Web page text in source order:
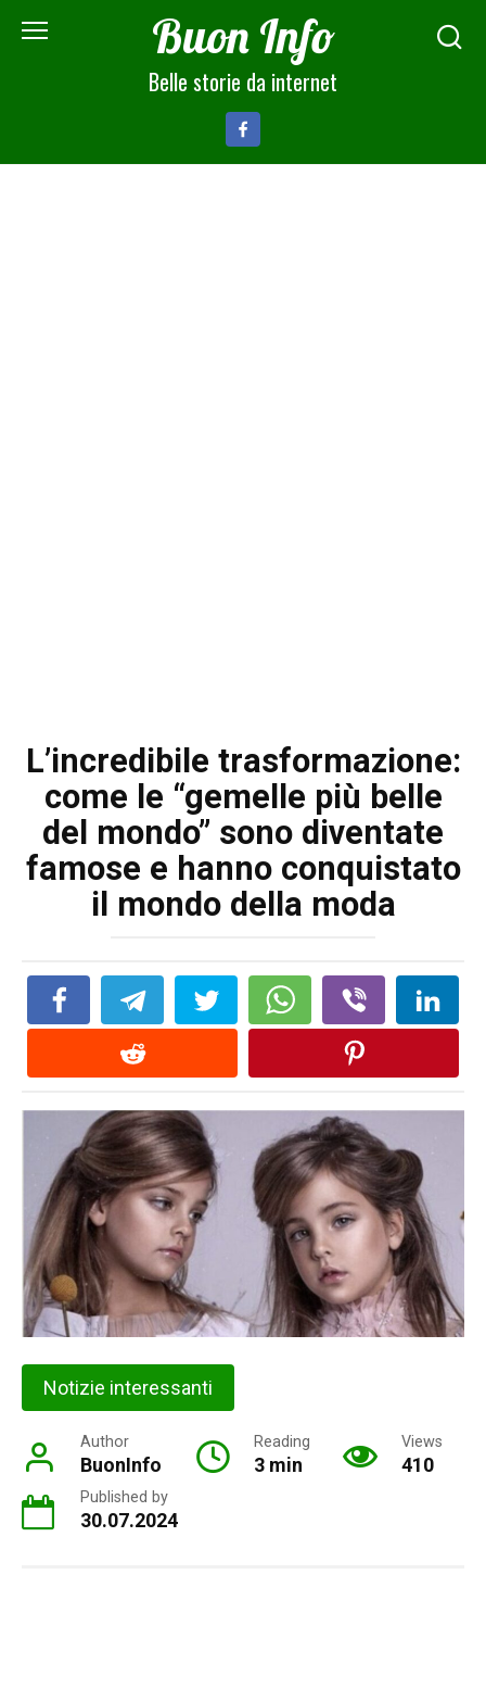
Buon Info
Belle storie da internet
L’incredibile trasformazione:
come le “gemelle più belle
del mondo” sono diventate
famose e hanno conquistato
il mondo della moda
Notizie interessanti
Author
BuonInfo
Reading
3 min
Views
410
Published by
30.07.2024